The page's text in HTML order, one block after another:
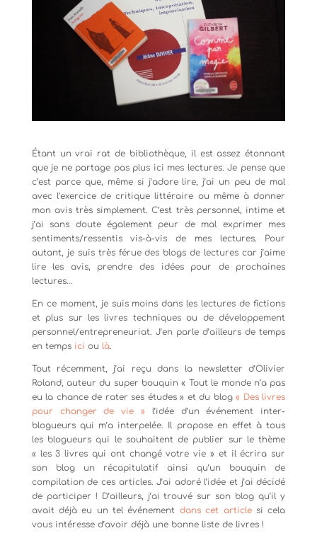
Étant un vrai rat de bibliothèque, il est assez étonnant
que je ne partage pas plus ici mes lectures. Je pense que
c’est parce que, même si j’adore lire, j’ai un peu de mal
avec l’exercice de critique littéraire ou même à donner
mon avis très simplement. C’est très personnel, intime et
j’ai sans doute également peur de mal exprimer mes
sentiments/ressentis vis-à-vis de mes lectures. Pour
autant, je suis très férue des blogs de lectures car j’aime
lire les avis, prendre des idées pour de prochaines
lectures…
En ce moment, je suis moins dans les lectures de fictions
et plus sur les livres techniques ou de développement
personnel/entrepreneuriat. J’en parle d’ailleurs de temps
en temps ici ou là.
Tout récemment, j’ai reçu dans la newsletter d’Olivier
Roland, auteur du super bouquin « Tout le monde n’a pas
eu la chance de rater ses études » et du blog« Des livres
pour changer de vie » l’idée d’un événement inter-
blogueurs qui m’a interpelée. Il propose en effet à tous
les blogueurs qui le souhaitent de publier sur le thème
« les 3 livres qui ont changé votre vie » et il écrira sur
son blog un récapitulatif ainsi qu’un bouquin de
compilation de ces articles. J’ai adoré l’idée et j’ai décidé
de participer ! D’ailleurs, j’ai trouvé sur son blog qu’il y
avait déjà eu un tel événement dans cet articlesi cela
vous intéresse d’avoir déjà une bonne liste de livres !